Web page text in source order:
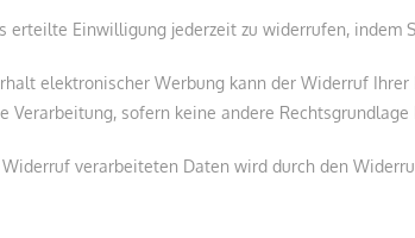
erteilte Einwilligung jederzeit zu widerrufen, indem
elektronischer Werbung kann der Widerruf
Verarbeitung, sofern keine andere
verarbeiteten Daten wird durch den